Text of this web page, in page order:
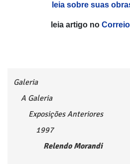
leia sobre suas
leia artigo no
Galeria
A Galeria
Exposições Anteriores
1997
Relendo Morandi